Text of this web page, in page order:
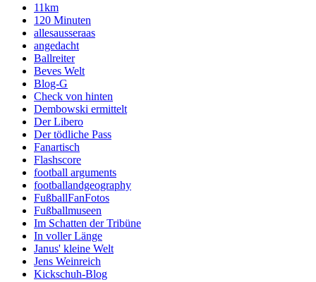
11km
120 Minuten
allesausseraas
angedacht
Ballreiter
Beves Welt
Blog-G
Check von hinten
Dembowski ermittelt
Der Libero
Der tödliche Pass
Fanartisch
Flashscore
football arguments
footballandgeography
FußballFanFotos
Fußballmuseen
Im Schatten der Tribüne
In voller Länge
Janus' kleine Welt
Jens Weinreich
Kickschuh-Blog